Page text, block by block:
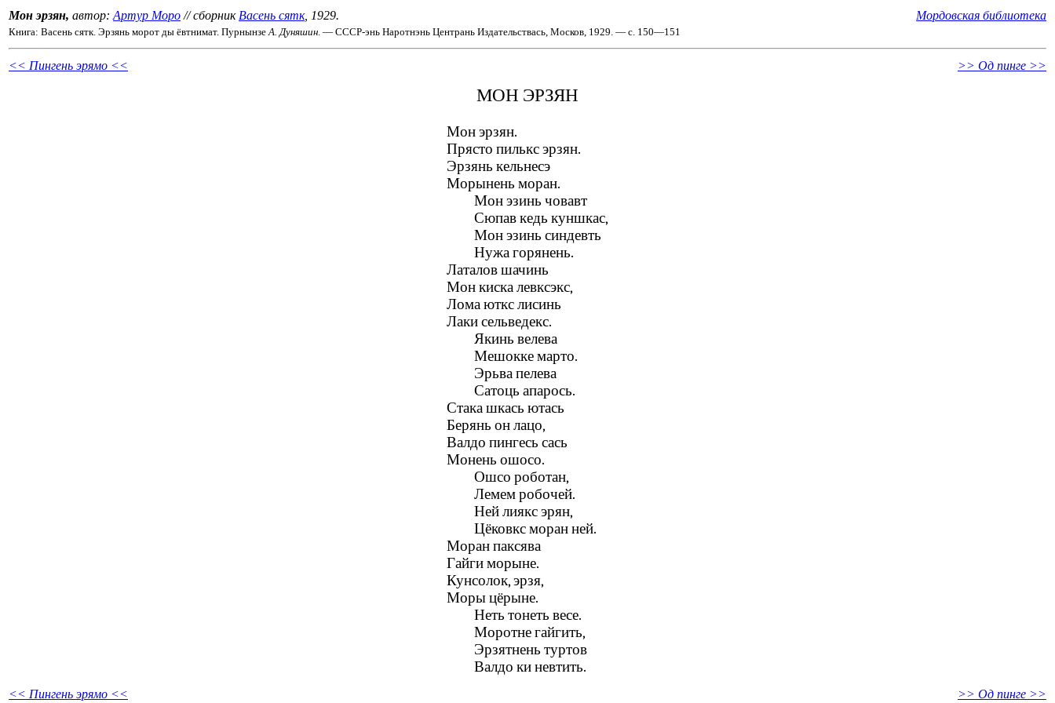
Мон эрзян, автор: Артур Моро // сборник Васень сятк, 1929. Мордовская библиотека
Книга: Васень сятк. Эрзянь морот ды ёвтнимат. ПурнынзеА. Дуняшин. — СССР-энь Наротнэнь Центрань Издательствась, Москов, 1929. — с. 150—151
<< Пингень эрямо << >> Од пинге >>
МОН ЭРЗЯН
Мон эрзян.
Прясто пилькс эрзян.
Эрзянь кельнесэ
Морынень моран.
Мон эзинь човавт
Сюпав кедь куншкас,
Мон эзинь синдевть
Нужа горянень.
Латалов шачинь
Мон киска левксэкс,
Лома юткс лисинь
Лаки сельведекс.
Якинь велева
Мешокке марто.
Эрьва пелева
Сатоць апарось.
Стака шкась ютась
Берянь он лацо,
Валдо пингесь сась
Монень ошосо.
Ошсо роботан,
Лемем робочей.
Ней лиякс эрян,
Цёковкс моран ней.
Моран паксява
Гайги морыне.
Кунсолок, эрзя,
Моры цёрыне.
Неть тонеть весе.
Моротне гайгить,
Эрзятнень туртов
Валдо ки невтить.
<< Пингень эрямо << >> Од пинге >>